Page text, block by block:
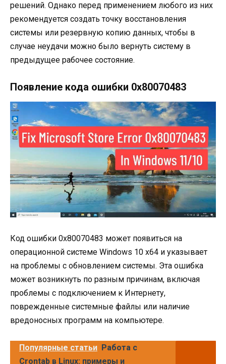
решений. Однако перед применением любого из них
рекомендуется создать точку восстановления
системы или резервную копию данных, чтобы в
случае неудачи можно было вернуть систему в
предыдущее рабочее состояние.
Появление кода ошибки 0x80070483
Код ошибки 0x80070483 может появиться на
операционной системе Windows 10 x64 и указывает
на проблемы с обновлением системы. Эта ошибка
может возникнуть по разным причинам, включая
проблемы с подключением к Интернету,
поврежденные системные файлы или наличие
вредоносных программ на компьютере.
Популярные статьи Работа с
Crontab в Linux: примеры и